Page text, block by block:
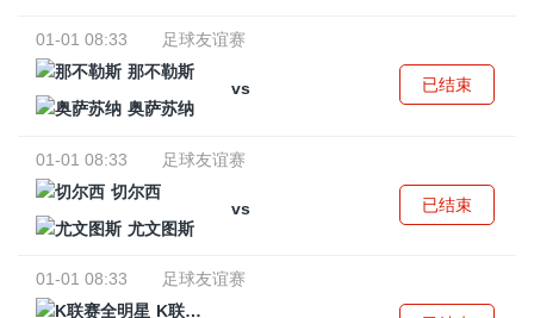
01-01 08:33
足球友谊赛
那不勒斯
vs
奥萨苏纳
已结束
01-01 08:33
足球友谊赛
切尔西
vs
尤文图斯
已结束
01-01 08:33
足球友谊赛
K联赛全明星